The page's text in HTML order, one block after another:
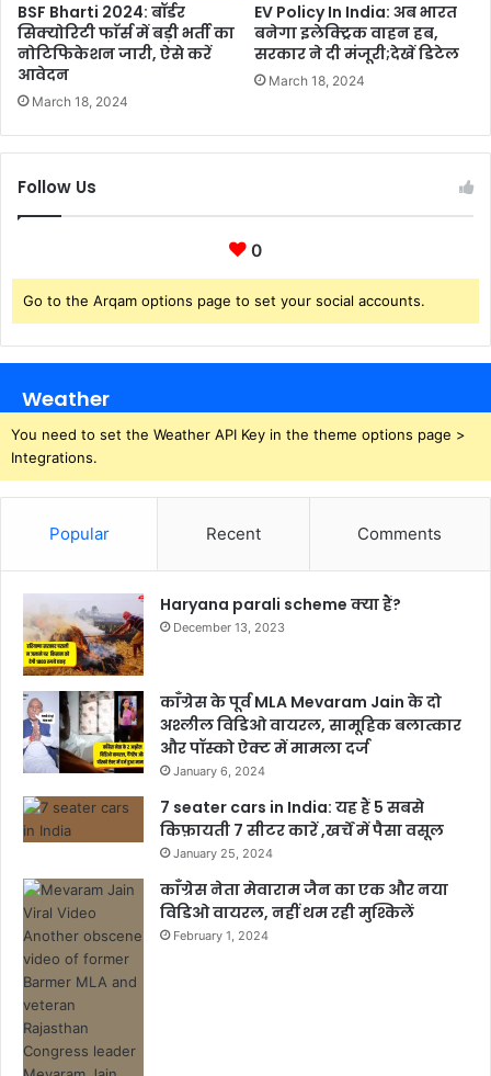
BSF Bharti 2024: बॉर्डर
सिक्योरिटी फाॅर्स में बड़ी भर्ती का
नोटिफिकेशन जारी, ऐसे करें
आवेदन
March 18, 2024
EV Policy In India: अब भारत
बनेगा इलेक्ट्रिक वाहन हब,
सरकार ने दी मंजूरी;देखें डिटेल
March 18, 2024
Follow Us
0
Go to the Arqam options page to set your social accounts.
Weather
You need to set the Weather API Key in the theme options page >
Integrations.
Popular Recent Comments
Haryana parali scheme क्या हैं?
December 13, 2023
काँग्रेस के पूर्व MLA Mevaram Jain के दो
अश्लील विडिओ वायरल, सामूहिक बलात्कार
और पॉस्को ऐक्ट में मामला दर्ज
January 6, 2024
7 seater cars in India: यह हैं 5 सबसे
किफ़ायती 7 सीटर कारें ,खर्चें में पैसा वसूल
January 25, 2024
काँग्रेस नेता मेवाराम जैन का एक और नया
विडिओ वायरल, नहीं थम रही मुश्किलें
February 1, 2024